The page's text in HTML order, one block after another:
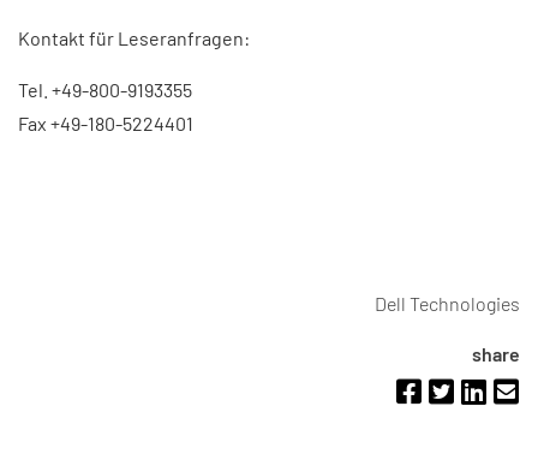
Kontakt für Leseranfragen:
Tel. +49-800-9193355
Fax +49-180-5224401
Dell Technologies
share